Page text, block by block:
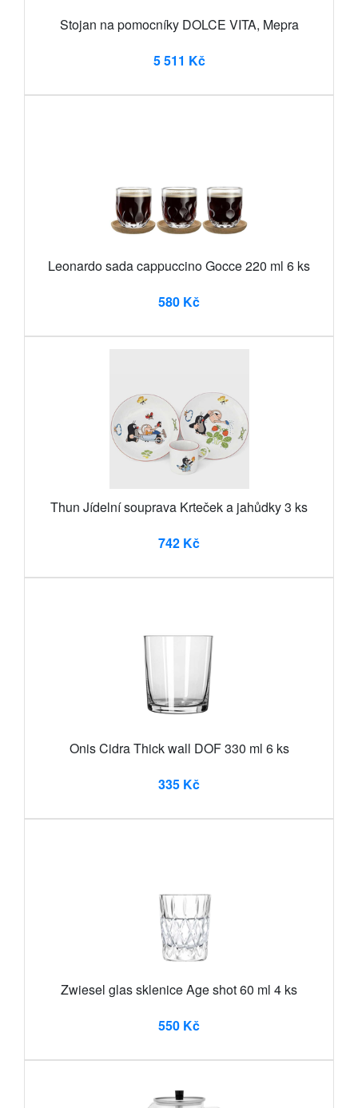
Stojan na pomocníky DOLCE VITA, Mepra
5 511 Kč
Leonardo sada cappuccino Gocce 220 ml 6 ks
580 Kč
Thun Jídelní souprava Krteček a jahůdky 3 ks
742 Kč
Onis Cidra Thick wall DOF 330 ml 6 ks
335 Kč
Zwiesel glas sklenice Age shot 60 ml 4 ks
550 Kč